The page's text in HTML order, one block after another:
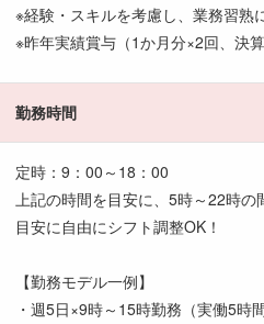
※経験・スキルを考慮し、業務習熟
※昨年実績賞与（1か月分×2回、決算
勤務時間
定時：9：00～18：00
上記の時間を目安に、5時～22時
目安に自由にシフト調整OK！
【勤務モデル一例】
・週5日×9時～15時勤務（実働5時